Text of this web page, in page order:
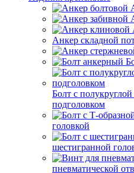
Анкер складной
Болт с
подголовком
головкой
шестигранной
пневматической